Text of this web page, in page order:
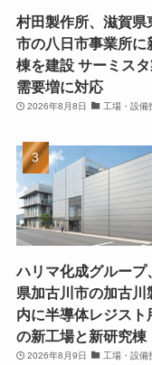
村田製作所、滋賀県
市の八日市事業所に
棟を建設 サーミス
需要増に対応
2026年8月8日 工場・設備
ハリマ化成グループ
県加古川市の加古川
内に半導体レジスト
の新工場と新研究棟
2026年8月9日 工場・設備